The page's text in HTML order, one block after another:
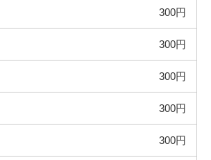
300円
300円
300円
300円
300円